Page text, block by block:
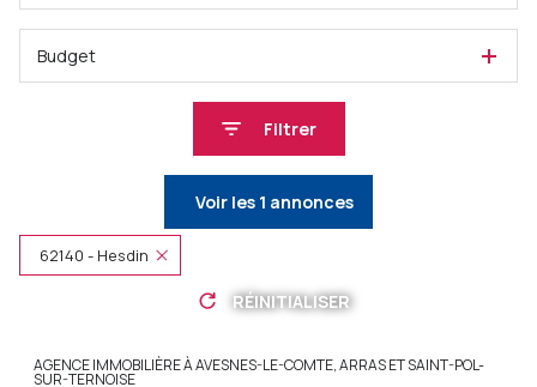
Budget
Filtrer
Voir les 1 annonces
62140 - Hesdin
RÉINITIALISER
AGENCE IMMOBILIÈRE À AVESNES-LE-COMTE, ARRAS ET SAINT-POL-
SUR-TERNOISE